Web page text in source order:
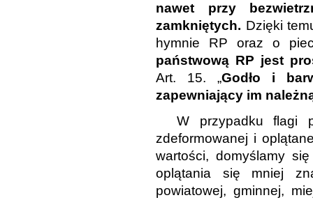
nawet przy
zamkniętych. Dzięki
hymnie RP oraz o
państwową RP jest
Art. 15. „Godło i
zapewniający im
W przypadku flagi
zdeformowanej i
wartości, domyślamy
oplątania się mniej
powiatowej, gminnej,